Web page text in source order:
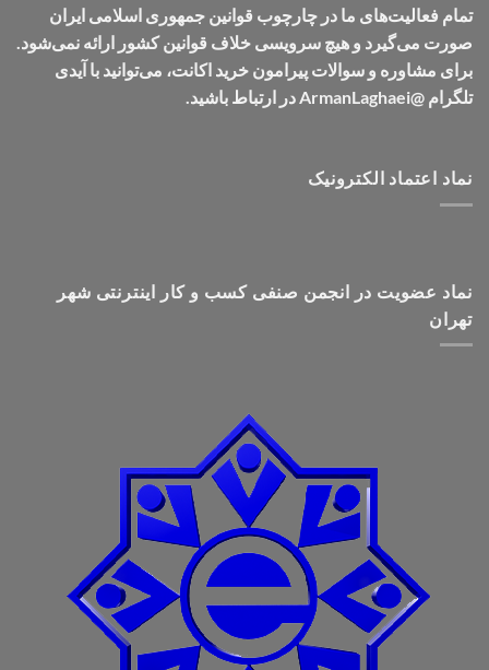
تمام فعالیت‌های ما در چارچوب قوانین جمهوری اسلامی ایران
صورت می‌گیرد و هیچ سرویسی خلاف قوانین کشور ارائه نمی‌شود.
برای مشاوره و سوالات پیرامون خرید اکانت، می‌توانید با آیدی
تلگرام @ArmanLaghaei در ارتباط باشید.
نماد اعتماد الکترونیک
نماد عضویت در انجمن صنفی کسب و کار اینترنتی شهر
تهران